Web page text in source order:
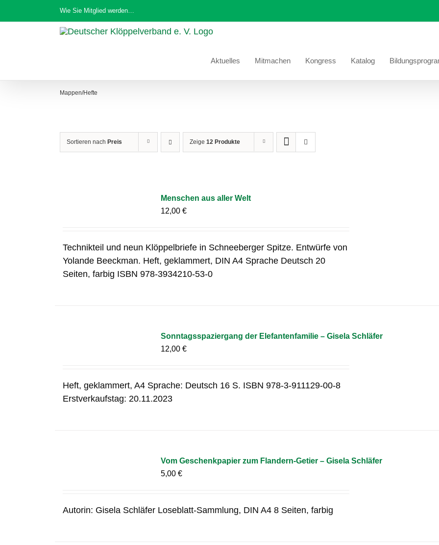
Inhalt
Wie Sie Mitglied werden…
Aktuelles Mitmachen Kongress Katalog
Mappen/Hefte
Sortieren nach Preis Zeige 12 Produkte
Menschen aus aller Welt
12,00€
Technikteil und neun Klöppelbriefe in Schneeberger Spitze. Entwürfe von
Yolande Beeckman. Heft, geklammert, DIN A4 Sprache Deutsch 20
Seiten, farbig ISBN 978-3934210-53-0
Sonntagsspaziergang der Elefantenfamilie – Gisela Schläfer
12,00€
Heft, geklammert, A4 Sprache: Deutsch 16 S. ISBN 978-3-911129-00-8
Erstverkaufstag: 20.11.2023
Vom Geschenkpapier zum Flandern-Getier – Gisela Schläfer
5,00€
Autorin: Gisela Schläfer Loseblatt-Sammlung, DIN A4 8 Seiten, farbig